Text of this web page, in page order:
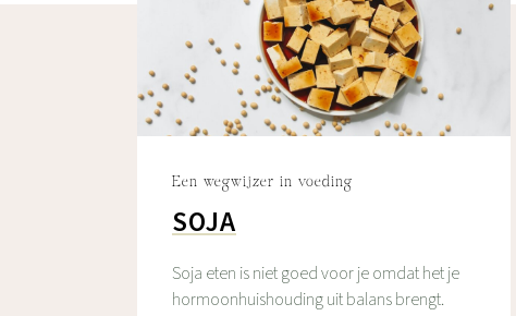
Een wegwijzer in voeding
SOJA
Soja eten is niet goed voor je omdat het je
hormoonhuishouding uit balans brengt.